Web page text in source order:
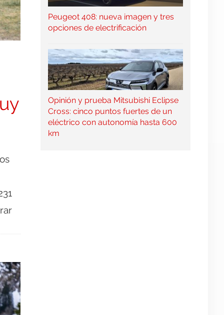
Peugeot 408: nueva imagen y tres
opciones de electrificación
Opinión y prueba Mitsubishi Eclipse
Cross: cinco puntos fuertes de un
eléctrico con autonomía hasta 600
km